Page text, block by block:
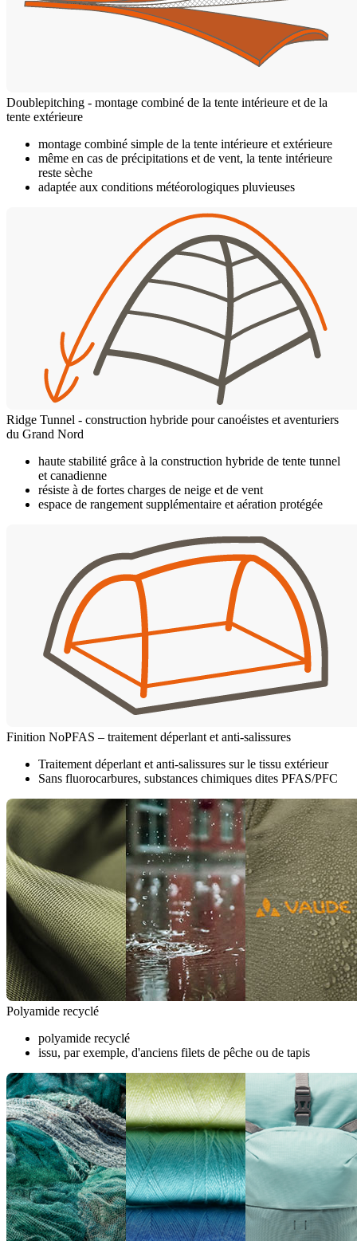
Doublepitching - montage combiné de la tente intérieure et de la
tente extérieure
montage combiné simple de la tente intérieure et extérieure
même en cas de précipitations et de vent, la tente intérieure
reste sèche
adaptée aux conditions météorologiques pluvieuses
Ridge Tunnel - construction hybride pour canoéistes et aventuriers
du Grand Nord
haute stabilité grâce à la construction hybride de tente tunnel
et canadienne
résiste à de fortes charges de neige et de vent
espace de rangement supplémentaire et aération protégée
Finition NoPFAS – traitement déperlant et anti-salissures
Traitement déperlant et anti-salissures sur le tissu extérieur
Sans fluorocarbures, substances chimiques dites PFAS/PFC
Polyamide recyclé
polyamide recyclé
issu, par exemple, d'anciens filets de pêche ou de tapis